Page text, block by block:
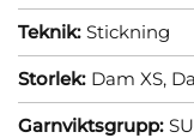
Teknik: Stickning
Storlek: Dam XS,
Garnviktsgrupp: